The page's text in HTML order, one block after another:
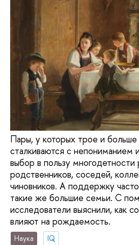
Пары, у которых трое и больше
сталкиваются с
выбор в пользу многодетности
родственников, соседей,
чиновников. А поддержку
такие же большие семьи. С
исследователи выяснили, как
влияют на рождаемость.
Наука IQ